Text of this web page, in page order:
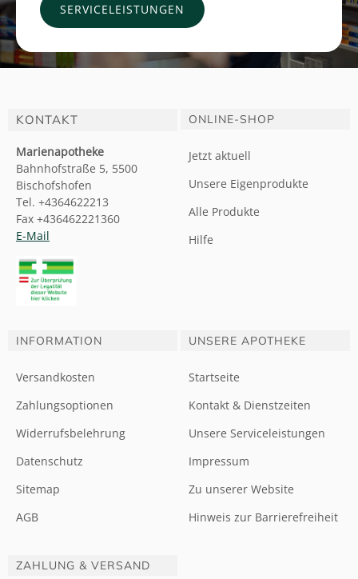
SERVICELEISTUNGEN
KONTAKT
Marienapotheke
Bahnhofstraße 5, 5500
Bischofshofen
Tel. +4364622213
Fax +436462221360
E-Mail
ONLINE-SHOP
Jetzt aktuell
Unsere Eigenprodukte
Alle Produkte
Hilfe
INFORMATION
Versandkosten
Zahlungsoptionen
Widerrufsbelehrung
Datenschutz
Sitemap
AGB
UNSERE APOTHEKE
Startseite
Kontakt & Dienstzeiten
Unsere Serviceleistungen
Impressum
Zu unserer Website
Hinweis zur Barrierefreiheit
ZAHLUNG & VERSAND